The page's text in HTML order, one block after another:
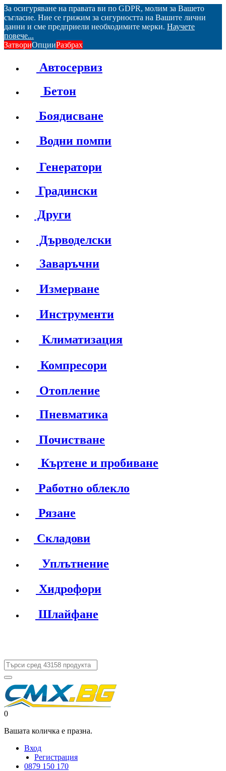
За осигуряване на правата ви по GDPR, молим за Вашето
съгласие. Ние се грижим за сигурността на Вашите лични
данни и сме предприели необходимите мерки. Научете
повече...
ЗатвориОпцииРазбрах
Автосервиз
Бетон
Боядисване
Водни помпи
Генератори
Градински
Други
Дърводелски
Заваръчни
Измерване
Инструменти
Климатизация
Компресори
Отопление
Пневматика
Почистване
Къртене и пробиване
Работно облекло
Рязане
Складови
Уплътнение
Хидрофори
Шлайфане
0
Вашата количка е празна.
Вход
Регистрация
0879 150 170